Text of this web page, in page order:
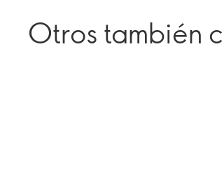
Otros también